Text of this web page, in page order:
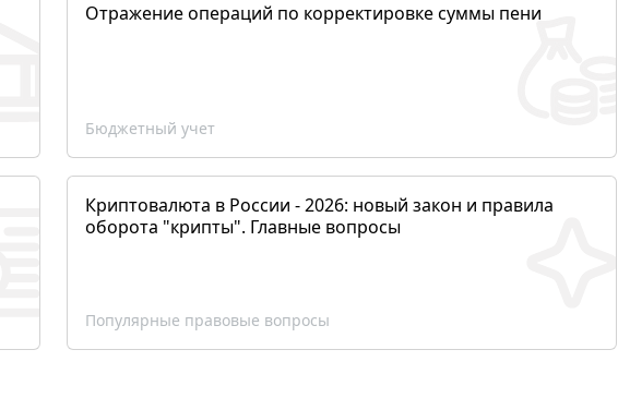
Отражение операций по корректировке суммы пени
Бюджетный учет
Криптовалюта в России - 2026: новый закон и правила
оборота "крипты". Главные вопросы
Популярные правовые вопросы